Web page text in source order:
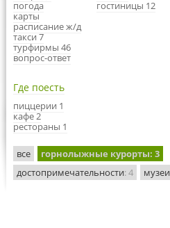
погода
карты
расписание ж/д
такси 7
турфирмы 46
вопрос-ответ
гостиницы 12
Где поесть
пиццерии 1
кафе 2
рестораны 1
все горнолыжные курорты: 3
достопримечательности: 4 музеи